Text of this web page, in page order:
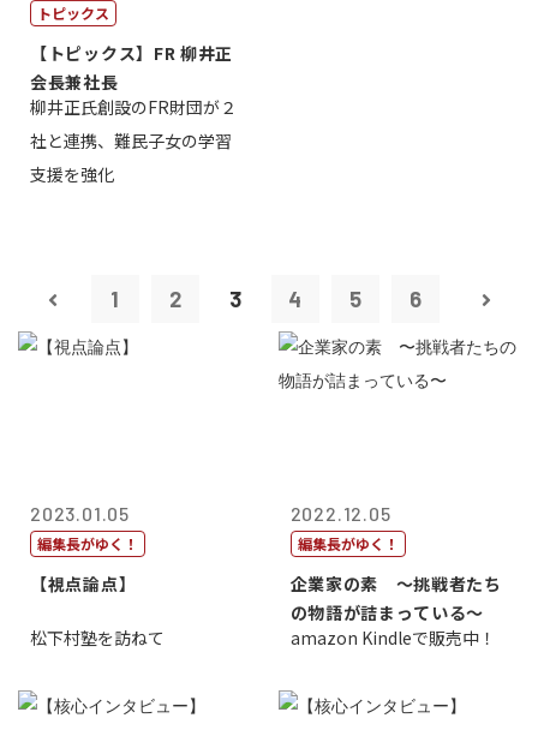
トピックス
【トピックス】FR 柳井正
会長兼社長
柳井正氏創設のFR財団が２
社と連携、難民子女の学習
支援を強化
1 2 3 4 5 6
2023.01.05
編集長がゆく！
【視点論点】
松下村塾を訪ねて
2022.12.05
編集長がゆく！
企業家の素 〜挑戦者たち
の物語が詰まっている〜
amazon Kindleで販売中！